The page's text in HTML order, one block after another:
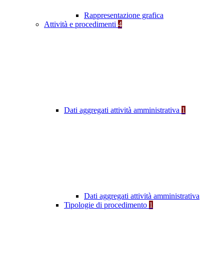
Rappresentazione grafica
Attività e procedimenti 4
Dati aggregati attività amministrativa 1
Dati aggregati attività amministrativa
Tipologie di procedimento 1